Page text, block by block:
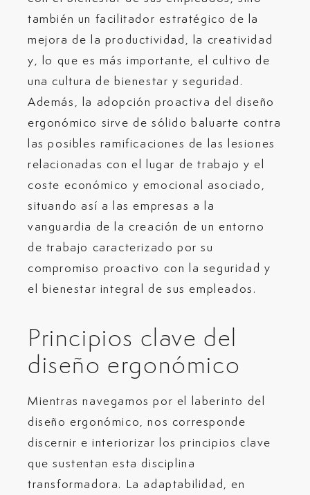
también un facilitador estratégico de la
mejora de la productividad, la creatividad
y, lo que es más importante, el cultivo de
una cultura de bienestar y seguridad.
Además, la adopción proactiva del diseño
ergonómico sirve de sólido baluarte contra
las posibles ramificaciones de las lesiones
relacionadas con el lugar de trabajo y el
coste económico y emocional asociado,
situando así a las empresas a la
vanguardia de la creación de un entorno
de trabajo caracterizado por su
compromiso proactivo con la seguridad y
el bienestar integral de sus empleados.
Principios clave del
diseño ergonómico
Mientras navegamos por el laberinto del
diseño ergonómico, nos corresponde
discernir e interiorizar los principios clave
que sustentan esta disciplina
transformadora. La adaptabilidad, en